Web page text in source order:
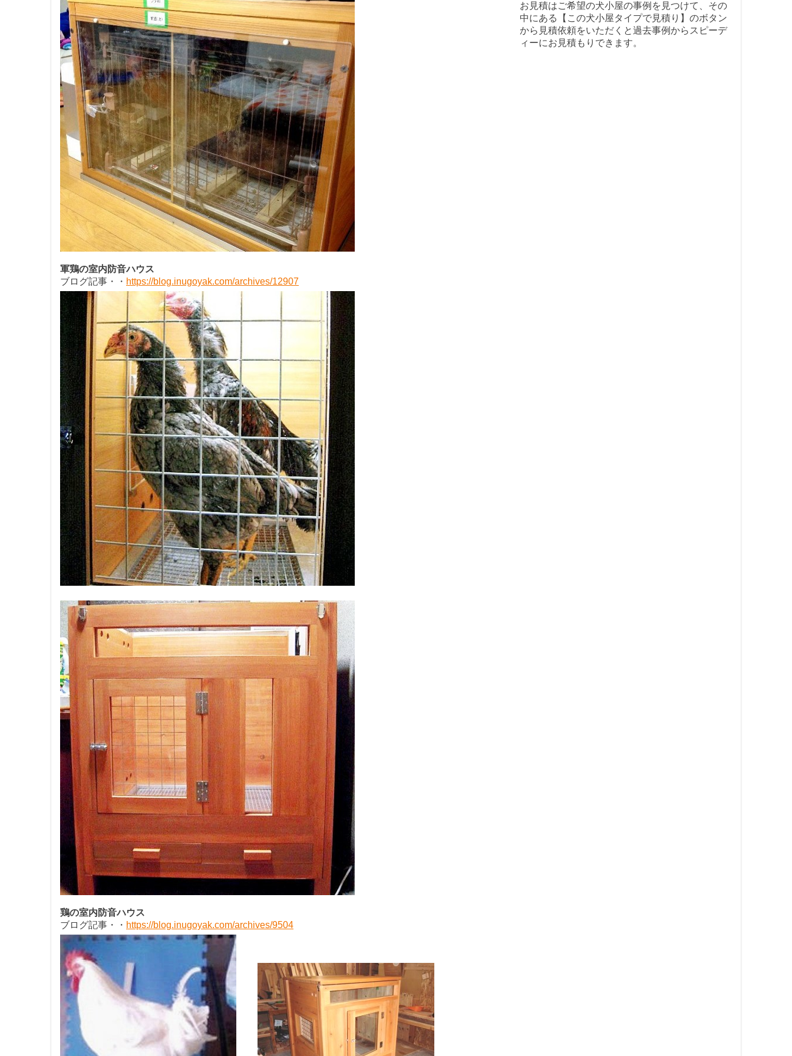
軍鶏の室内防音ハウス
ブログ記事・・ https://blog.inugoyak.com/archives/12907
鶏の室内防音ハウス
ブログ記事・・ https://blog.inugoyak.com/archives/9504
お見積はご希望の犬小屋の事例を見つけて、その
中にある【この犬小屋タイプで見積り】のボタン
から見積依頼をいただくと過去事例からスピーデ
ィーにお見積もりできます。